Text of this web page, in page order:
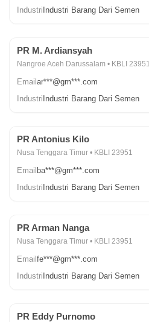
IndustriIndustri Barang Dari Semen
PR M. Ardiansyah
Nangroe Aceh Darussalam • KBLI 23951
Emailar***@gm***.com
IndustriIndustri Barang Dari Semen
PR Antonius Kilo
Nusa Tenggara Timur • KBLI 23951
Emailba***@gm***.com
IndustriIndustri Barang Dari Semen
PR Arman Nanga
Nusa Tenggara Timur • KBLI 23951
Emailfe***@gm***.com
IndustriIndustri Barang Dari Semen
PR Eddy Purnomo